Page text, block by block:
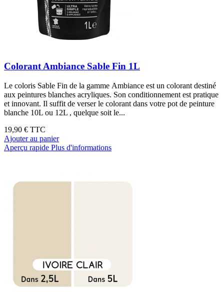
Colorant Ambiance Sable Fin 1L
Le coloris Sable Fin de la gamme Ambiance est un colorant destiné
aux peintures blanches acryliques. Son conditionnement est pratique
et innovant. Il suffit de verser le colorant dans votre pot de peinture
blanche 10L ou 12L , quelque soit le...
19,90 € TTC
Ajouter au panier
Aperçu rapide Plus d'informations